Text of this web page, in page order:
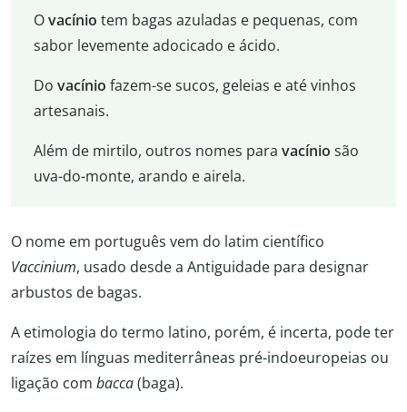
Ovacínio tem bagas azuladas e pequenas, com
sabor levemente adocicado e ácido.
Do vacínio fazem-se sucos, geleias e até vinhos
artesanais.
Além de mirtilo, outros nomes para vacínio são
uva-do-monte, arando e airela.
O nome em português vem do latim científico
Vaccinium, usado desde a Antiguidade para designar
arbustos de bagas.
A etimologia do termo latino, porém, é incerta, pode ter
raízes em línguas mediterrâneas pré-indoeuropeias ou
ligação com bacca(baga).